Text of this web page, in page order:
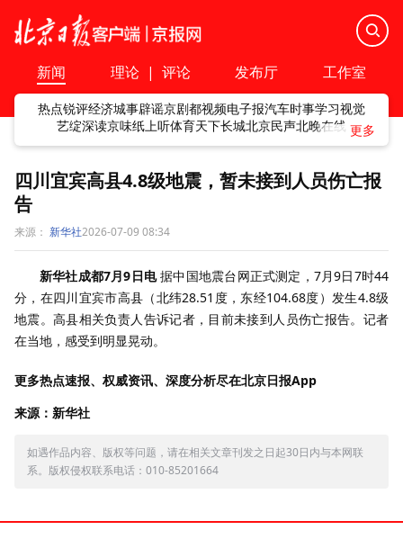
新闻 理论 | 评论 发布厅 工作室
热点锐评经济城事辟谣京剧都视频电子报汽车时事学习视觉
艺绽深读京味纸上听体育天下长城北京民声北晚在线
四川宜宾高县4.8级地震，暂未接到人员伤亡报
告
来源： 新华社2026-07-09 08:34
新华社成都7月9日电据中国地震台网正式测定，7月9日7时44
分，在四川宜宾市高县（北纬28.51度，东经104.68度）发生4.8级
地震。高县相关负责人告诉记者，目前未接到人员伤亡报告。记者
在当地，感受到明显晃动。
更多热点速报、权威资讯、深度分析尽在北京日报App
来源：新华社
如遇作品内容、版权等问题，请在相关文章刊发之日起30日内与本网联
系。版权侵权联系电话：010-85201664